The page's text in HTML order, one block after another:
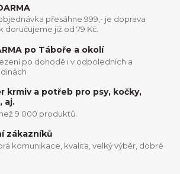
přesáhne 999,- je doprava
doručujeme již od 79 Kč.
po Táboře a okolí
po dohodě i v odpoledních a
krmiv a potřeb pro psy, kočky,
aj.
9 000 produktů.
zákazníků
komunikace, kvalita, velký výběr, dobré